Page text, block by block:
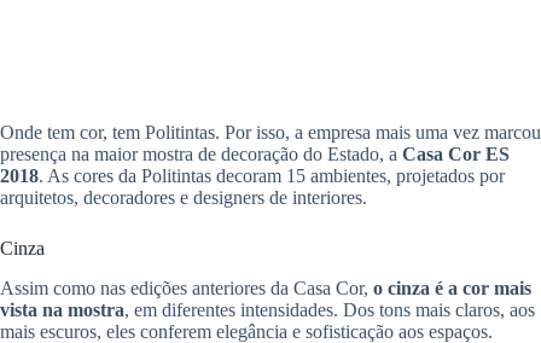
Onde tem cor, tem Politintas. Por isso, a empresa mais uma vez marcou
presença na maior mostra de decoração do Estado, a Casa Cor ES
2018. As cores da Politintas decoram 15 ambientes, projetados por
arquitetos, decoradores e designers de interiores.
Cinza
Assim como nas edições anteriores da Casa Cor, o cinza é a cor mais
vista na mostra, em diferentes intensidades. Dos tons mais claros, aos
mais escuros, eles conferem elegância e sofisticação aos espaços.